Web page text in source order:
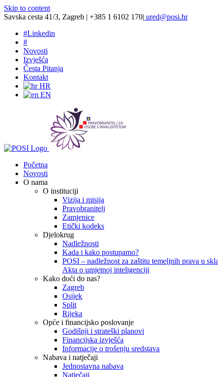
Skip to content
Savska cesta 41/3, Zagreb | +385 1 6102 170| ured@posi.hr
#Linkedin
#
Novosti
Izvješća
Česta Pitanja
Kontakt
HR
EN
Početna
Novosti
O nama
O instituciji
Vizija i misija
Pravobranitelj
Zamjenice
Etički kodeks
Djelokrug
Nadležnosti
Kada i kako postupamo?
POSI – nadležnost za zaštitu temeljnih prava u
Akta o umjetnoj inteligenciji
Kako doći do nas?
Zagreb
Osijek
Split
Rijeka
Opće i financijsko poslovanje
Godišnji i strateški planovi
Financijska izvješća
Informacije o trošenju sredstava
Nabava i natječaji
Jednostavna nabava
Natječaji